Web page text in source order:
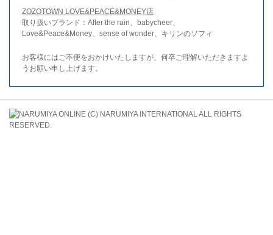
ZOZOTOWN LOVE&PEACE&MONEY店
取り扱いブランド：After the rain、babycheer、
Love&Peace&Money、sense of wonder、キリンのソフィ
お客様にはご不便をおかけいたしますが、何卒ご理解いただきますよ
うお願い申し上げます。